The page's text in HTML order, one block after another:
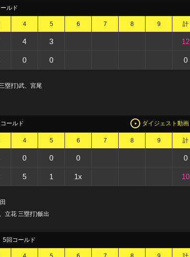
ルド
4 5 6 7 8 9 計
4 3 12
0 0 0
塁打)武、宮尾
ールド ダイジェスト動画
4 5 6 7 8 9 計
0 0 0 0
5 1 1x 10
立花 三塁打)飯出
5回コールド